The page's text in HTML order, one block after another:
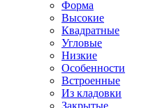
Форма
Высокие
Квадратные
Угловые
Низкие
Особенности
Встроенные
Из кладовки
Закрытые